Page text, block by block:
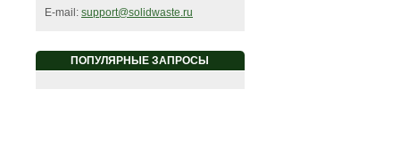
E-mail: support@solidwaste.ru
ПОПУЛЯРНЫЕ ЗАПРОСЫ